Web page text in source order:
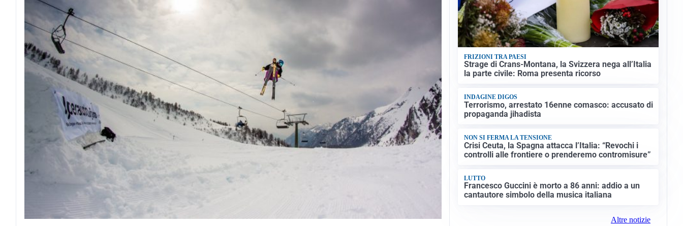
FRIZIONI TRA PAESI
Strage di Crans-Montana, la Svizzera nega all’Italia
la parte civile: Roma presenta ricorso
INDAGINE DIGOS
Terrorismo, arrestato 16enne comasco: accusato di
propaganda jihadista
NON SI FERMA LA TENSIONE
Crisi Ceuta, la Spagna attacca l’Italia: “Revochi i
controlli alle frontiere o prenderemo contromisure”
LUTTO
Francesco Guccini è morto a 86 anni: addio a un
cantautore simbolo della musica italiana
Altre notizie